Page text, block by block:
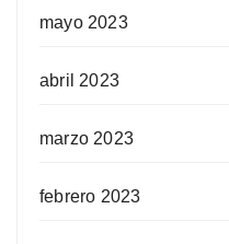
mayo 2023
abril 2023
marzo 2023
febrero 2023